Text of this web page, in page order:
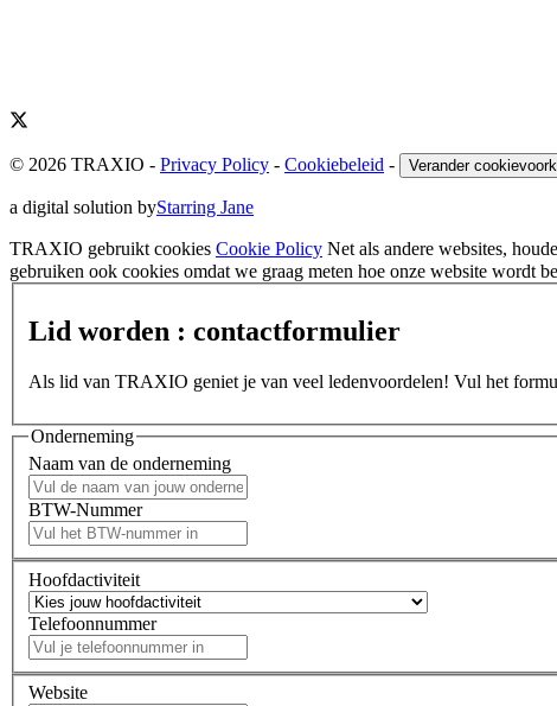
© 2026 TRAXIO - Privacy Policy - Cookiebeleid - Verander
a digital solution byStarring Jane
TRAXIO gebruikt cookies Cookie Policy Net als andere websites,
gebruiken ook cookies omdat we graag meten hoe onze website wordt
Lid worden : contactformulier
Als lid van TRAXIO geniet je van veel ledenvoordelen! Vul het
Onderneming
Naam van de onderneming
BTW-Nummer
Hoofdactiviteit
Telefoonnummer
Website